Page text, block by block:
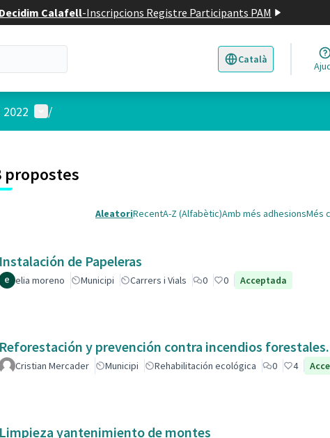
Decidim Calafell-Inscripcions Registre Participants PAM
Català
Triar la llengua Elegir el
Menú d'usuari
/
propostes
AleatoriRecentA-Z (Alfabètic)Amb més adhesionsMés
Instalación de Papeleras
elia moreno Municipi Carrers i Vials 0 0 Acceptada
Reforestación y prevención contra incendios forestales.
Cristian Mercader Municipi Rehabilitación ecológica 0 4
Limpieza yantenimiento de montes